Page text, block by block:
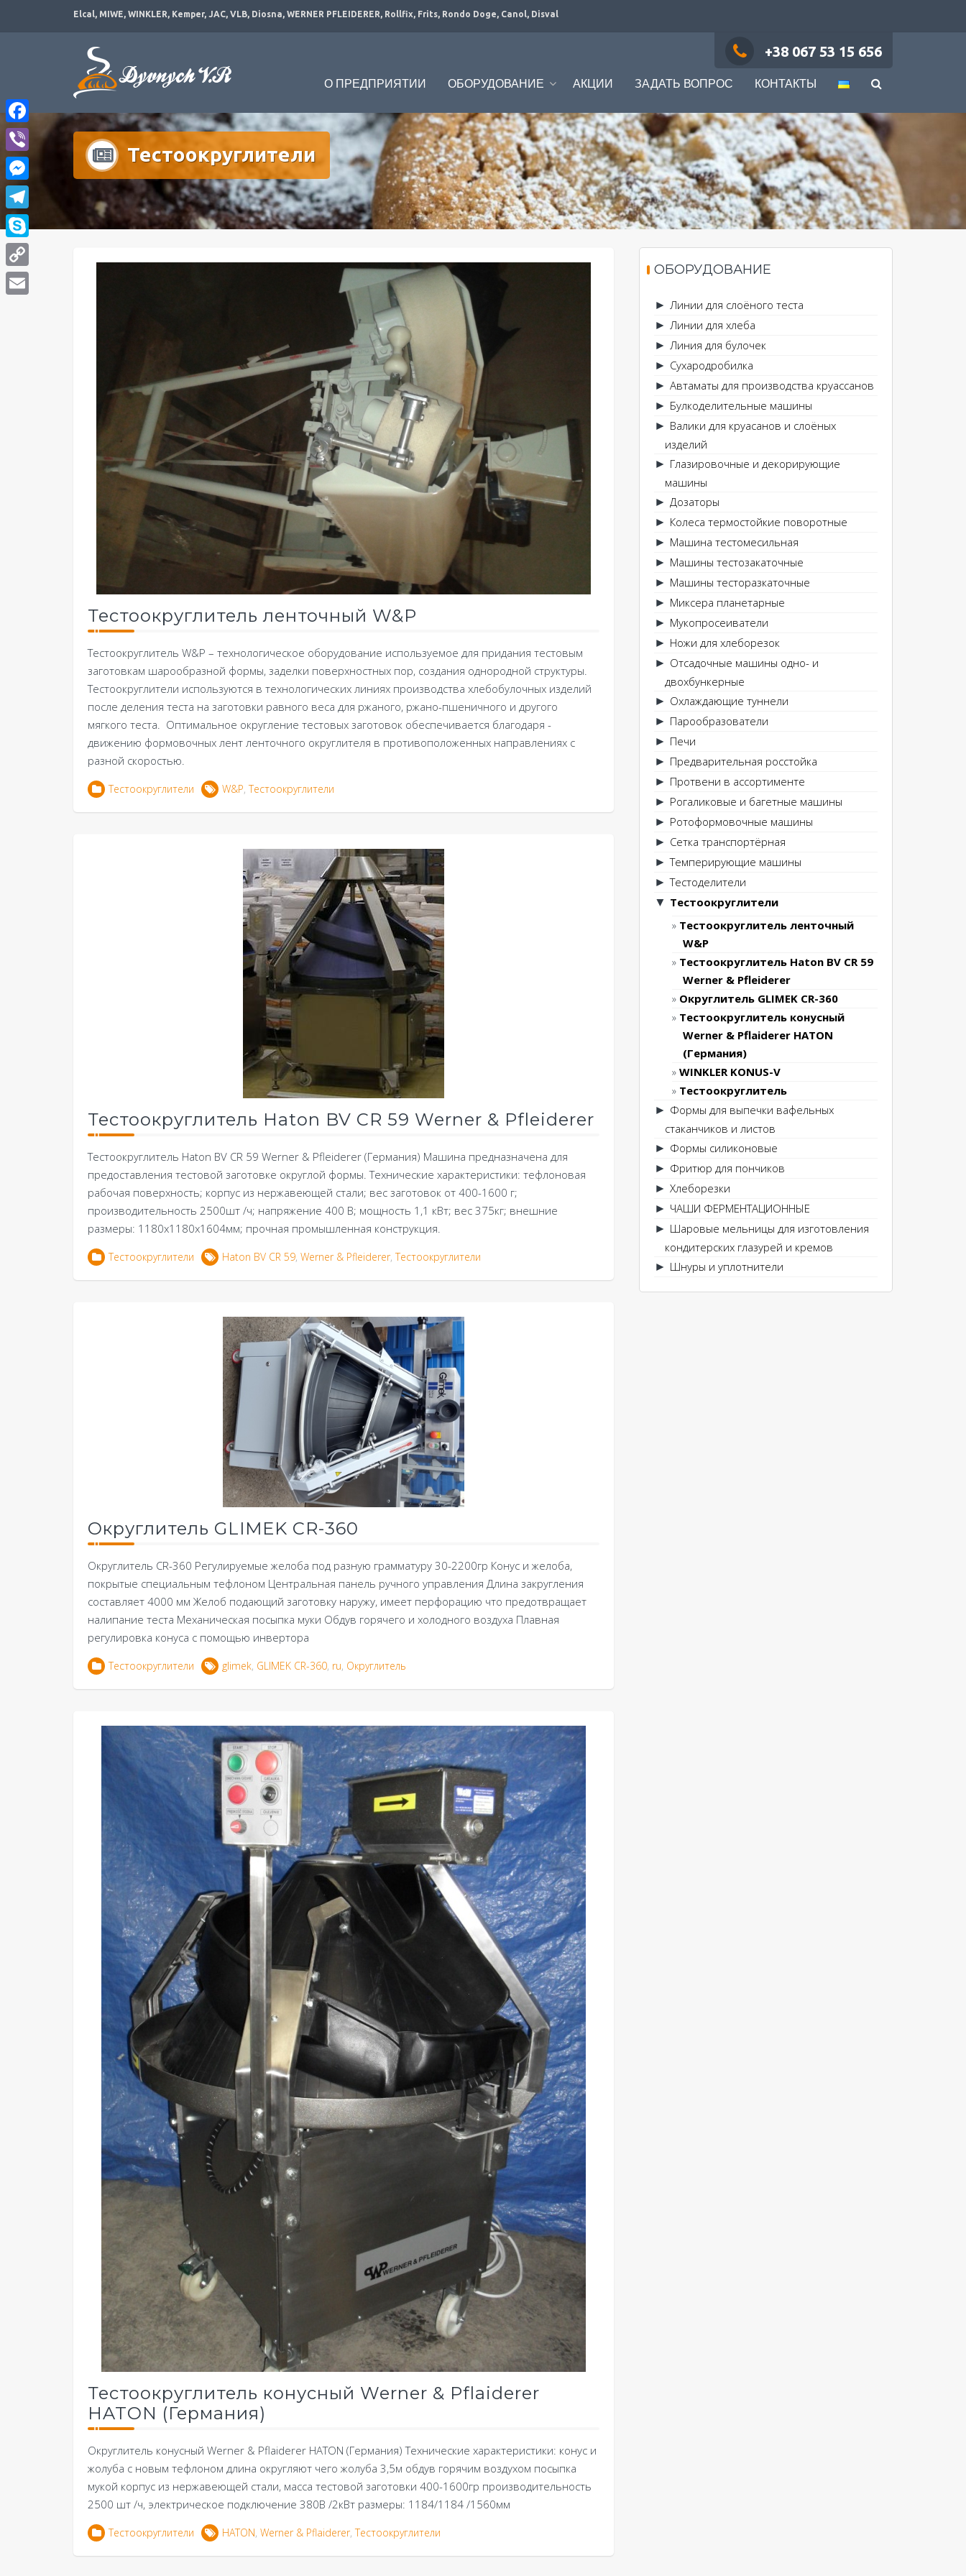
Elcal, MIWE, WINKLER, Kemper, JAC, VLB, Diosna, WERNER PFLEIDERER, Rollfix, Frits, Rondo Doge, Canol, Disval
+38 067 53 15 656
О ПРЕДПРИЯТИИ ОБОРУДОВАНИЕ АКЦИИ ЗАДАТЬ ВОПРОС КОНТАКТЫ
Тестоокруглители
Тестоокруглитель ленточный W&P
Тестоокруглитель W&P – технологическое оборудование используемое для придания тестовым
заготовкам шарообразной формы, заделки поверхностных пор, создания однородной структуры.
Тестоокруглители используются в технологических линиях производства хлебобулочных изделий
после деления теста на заготовки равного веса для ржаного, ржано-пшеничного и другого
мягкого теста. ­ Оптимальное округление тестовых заготовок обеспечивается благодаря ­
движению формовочных лент ленточного округлителя в противоположенных направлениях с
разной скоростью.
Тестоокруглители W&P,Тестоокруглители
Тестоокруглитель Haton BV CR 59 Werner & Pfleiderer
Тестоокруглитель Haton BV CR 59 Werner & Pfleiderer (Германия) Машина предназначена для
предоставления тестовой заготовке округлой формы. Технические характеристики: тефлоновая
рабочая поверхность; корпус из нержавеющей стали; вес заготовок от 400-1600 г;
производительность 2500шт /ч; напряжение 400 В; мощность 1,1 кВт; вес 375кг; внешние
размеры: 1180х1180х1604мм; прочная промышленная конструкция.
Тестоокруглители Haton BV CR 59, Werner & Pfleiderer,Тестоокруглители
Округлитель GLIMEK CR-360
Округлитель CR-360 Регулируемые желоба под разную грамматуру 30-2200гр Конус и желоба,
покрытые специальным тефлоном Центральная панель ручного управления Длина закругления
составляет 4000 мм Желоб подающий заготовку наружу, имеет перфорацию что предотвращает
налипание теста Механическая посыпка муки Обдув горячего и холодного воздуха Плавная
регулировка конуса с помощью инвертора
Тестоокруглители glimek, GLIMEK CR-360, ru, Округлитель
Тестоокруглитель конусный Werner & Pflaiderer
HATON (Германия)
Округлитель конусный Werner & Pflaiderer HATON (Германия) Технические характеристики: конус и
жолуба с новым тефлоном длина округляют чего жолуба 3,5м обдув горячим воздухом посыпка
мукой корпус из нержавеющей стали, масса тестовой заготовки 400-1600гр производительность
2500 шт /ч, электрическое подключение 380В /2кВт размеры: 1184/1184 /1560мм
Тестоокруглители HATON, Werner & Pflaiderer,Тестоокруглители
ОБОРУДОВАНИЕ
► Линии для слоёного теста
► Линии для хлеба
► Линия для булочек
► Сухародробилка
► Автаматы для производства круассанов
► Булкоделительные машины
► Валики для круасанов и слоёных
изделий
► Глазировочные и декорирующие
машины
► Дозаторы
► Колеса термостойкие поворотные
► Машина тестомесильная
► Машины тестозакаточные
► Машины тесторазкаточные
► Миксера планетарные
► Мукопросеиватели
► Ножи для хлеборезок
► Отсадочные машины одно- и
двохбункерные
► Охлаждающие туннели
► Парообразователи
► Печи
► Предварительная росстойка
► Протвени в ассортименте
► Рогаликовые и багетные машины
► Ротоформовочные машины
► Сетка транспортёрная
► Темперирующие машины
► Тестоделители
▼ Тестоокруглители
Тестоокруглитель ленточный
W&P
Тестоокруглитель Haton BV CR 59
Werner & Pfleiderer
Округлитель GLIMEK CR-360
Тестоокруглитель конусный
Werner & Pflaiderer HATON
(Германия)
WINKLER KONUS-V
Тестоокруглитель
► Формы для выпечки вафельных
стаканчиков и листов
► Формы силиконовые
► Фритюр для пончиков
► Хлеборезки
► ЧАШИ ФЕРМЕНТАЦИОННЫЕ
► Шаровые мельницы для изготовления
кондитерских глазурей и кремов
► Шнуры и уплотнители
Facebook
Viber
Messenger
Telegram
Skype
Copy